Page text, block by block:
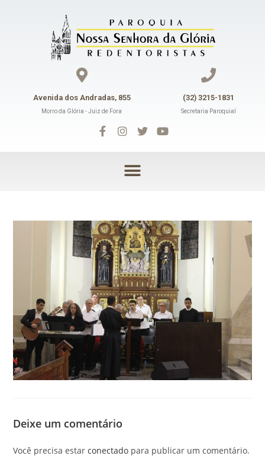
Avenida dos Andradas, 855
Morro da Glória - Juiz de Fora
(32) 3215-1831
Secretaria Paroquial
Deixe um comentário
Você precisa estarconectado para publicar um comentário.